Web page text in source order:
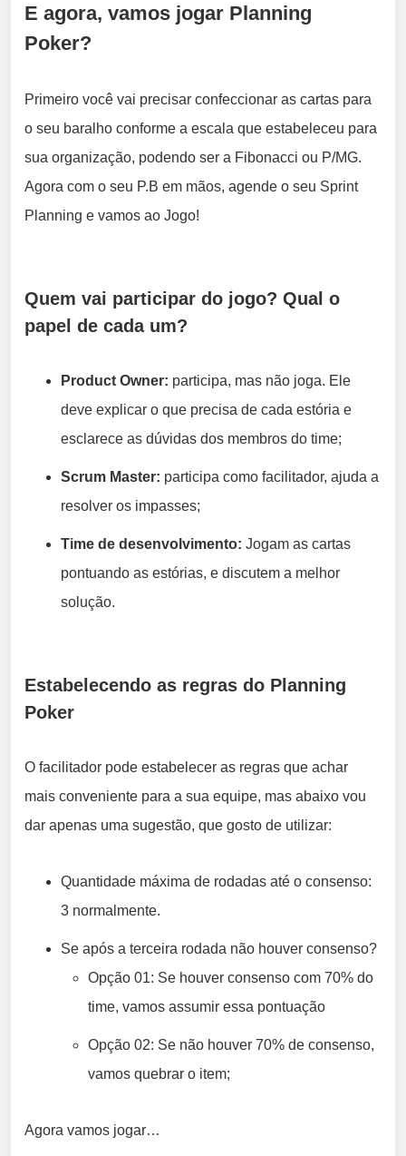
E agora, vamos jogar Planning
Poker?
Primeiro você vai precisar confeccionar as cartas para
o seu baralho conforme a escala que estabeleceu para
sua organização, podendo ser a Fibonacci ou P/MG.
Agora com o seu P.B em mãos, agende o seu Sprint
Planning e vamos ao Jogo!
Quem vai participar do jogo? Qual o
papel de cada um?
Product Owner: participa, mas não joga. Ele
deve explicar o que precisa de cada estória e
esclarece as dúvidas dos membros do time;
Scrum Master: participa como facilitador, ajuda a
resolver os impasses;
Time de desenvolvimento: Jogam as cartas
pontuando as estórias, e discutem a melhor
solução.
Estabelecendo as regras do Planning
Poker
O facilitador pode estabelecer as regras que achar
mais conveniente para a sua equipe, mas abaixo vou
dar apenas uma sugestão, que gosto de utilizar:
Quantidade máxima de rodadas até o consenso:
3 normalmente.
Se após a terceira rodada não houver consenso?
Opção 01: Se houver consenso com 70% do
time, vamos assumir essa pontuação
Opção 02: Se não houver 70% de consenso,
vamos quebrar o item;
Agora vamos jogar…